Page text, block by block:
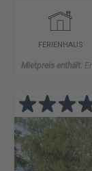
FERIENHAUS
Mietpreis enthält: